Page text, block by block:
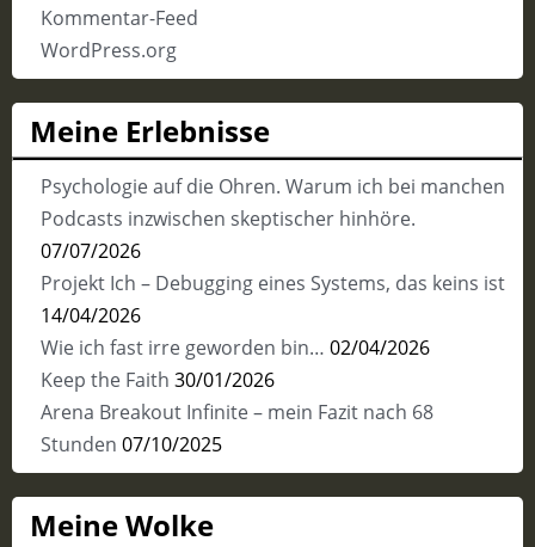
Kommentar-Feed
WordPress.org
Meine Erlebnisse
Psychologie auf die Ohren. Warum ich bei manchen
Podcasts inzwischen skeptischer hinhöre.
07/07/2026
Projekt Ich – Debugging eines Systems, das keins ist
14/04/2026
Wie ich fast irre geworden bin… 02/04/2026
Keep the Faith 30/01/2026
Arena Breakout Infinite – mein Fazit nach 68
Stunden 07/10/2025
Meine Wolke